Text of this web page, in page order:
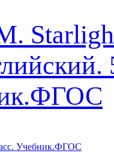
Учебник.ФГОС